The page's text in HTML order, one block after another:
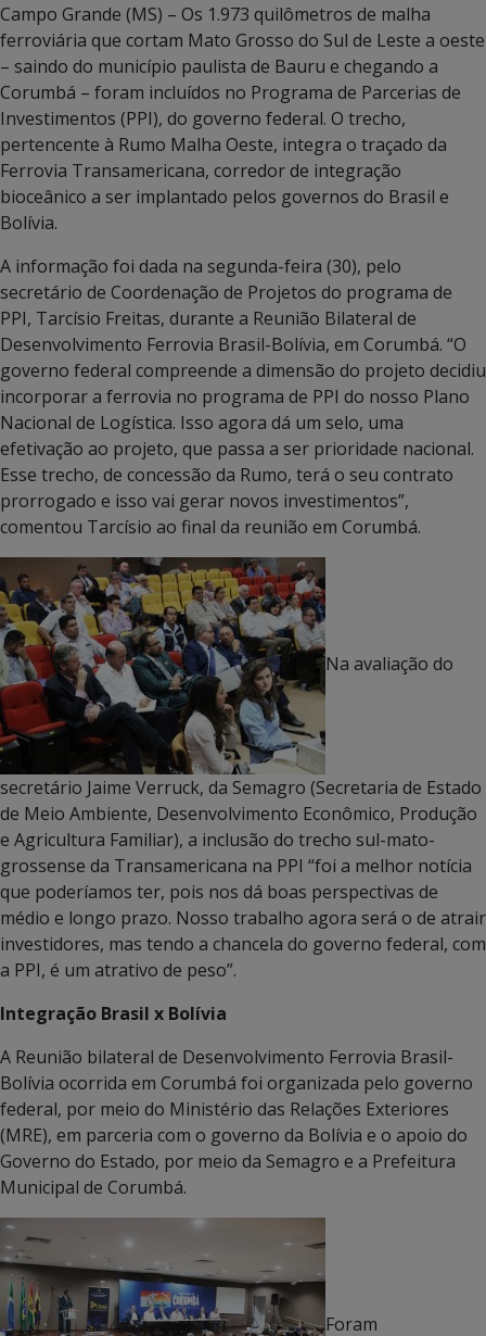
Campo Grande (MS) – Os 1.973 quilômetros de malha
ferroviária que cortam Mato Grosso do Sul de Leste a oeste
– saindo do município paulista de Bauru e chegando a
Corumbá – foram incluídos no Programa de Parcerias de
Investimentos (PPI), do governo federal. O trecho,
pertencente à Rumo Malha Oeste, integra o traçado da
Ferrovia Transamericana, corredor de integração
bioceânico a ser implantado pelos governos do Brasil e
Bolívia.
A informação foi dada na segunda-feira (30), pelo
secretário de Coordenação de Projetos do programa de
PPI, Tarcísio Freitas, durante a Reunião Bilateral de
Desenvolvimento Ferrovia Brasil-Bolívia, em Corumbá. “O
governo federal compreende a dimensão do projeto decidiu
incorporar a ferrovia no programa de PPI do nosso Plano
Nacional de Logística. Isso agora dá um selo, uma
efetivação ao projeto, que passa a ser prioridade nacional.
Esse trecho, de concessão da Rumo, terá o seu contrato
prorrogado e isso vai gerar novos investimentos”,
comentou Tarcísio ao final da reunião em Corumbá.
Na avaliação do
secretário Jaime Verruck, da Semagro (Secretaria de Estado
de Meio Ambiente, Desenvolvimento Econômico, Produção
e Agricultura Familiar), a inclusão do trecho sul-mato-
grossense da Transamericana na PPI “foi a melhor notícia
que poderíamos ter, pois nos dá boas perspectivas de
médio e longo prazo. Nosso trabalho agora será o de atrair
investidores, mas tendo a chancela do governo federal, com
a PPI, é um atrativo de peso”.
Integração Brasil x Bolívia
A Reunião bilateral de Desenvolvimento Ferrovia Brasil-
Bolívia ocorrida em Corumbá foi organizada pelo governo
federal, por meio do Ministério das Relações Exteriores
(MRE), em parceria com o governo da Bolívia e o apoio do
Governo do Estado, por meio da Semagro e a Prefeitura
Municipal de Corumbá.
Foram